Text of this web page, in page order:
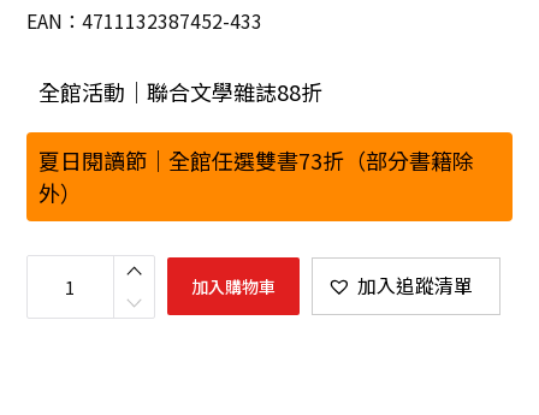
EAN：4711132387452-433
全館活動｜聯合文學雜誌88折
夏日閱讀節｜全館任選雙書73折（部分書籍除
外）
聯
學
加入購物車 加入追蹤清單